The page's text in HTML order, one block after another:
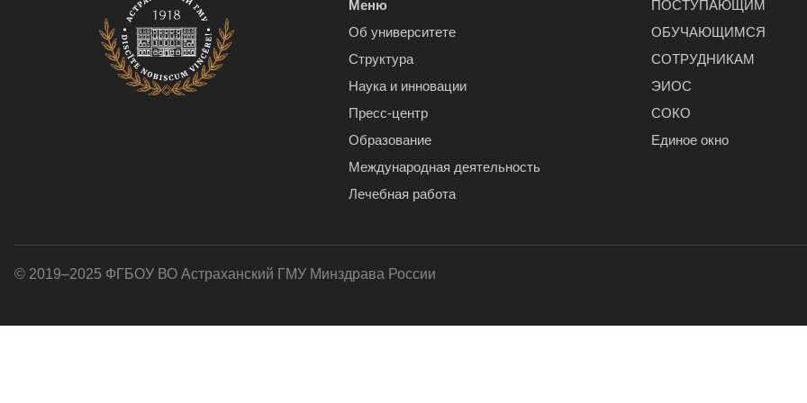
Меню
Об университете
Структура
Наука и инновации
Пресс-центр
Образование
Международная деятельность
Лечебная работа
ПОСТУПАЮЩИМ
ОБУЧАЮЩИМСЯ
СОТРУДНИКАМ
ЭИОС
СОКО
Единое окно
© 2019–2025 ФГБОУ ВО Астраханский ГМУ Минздрава России